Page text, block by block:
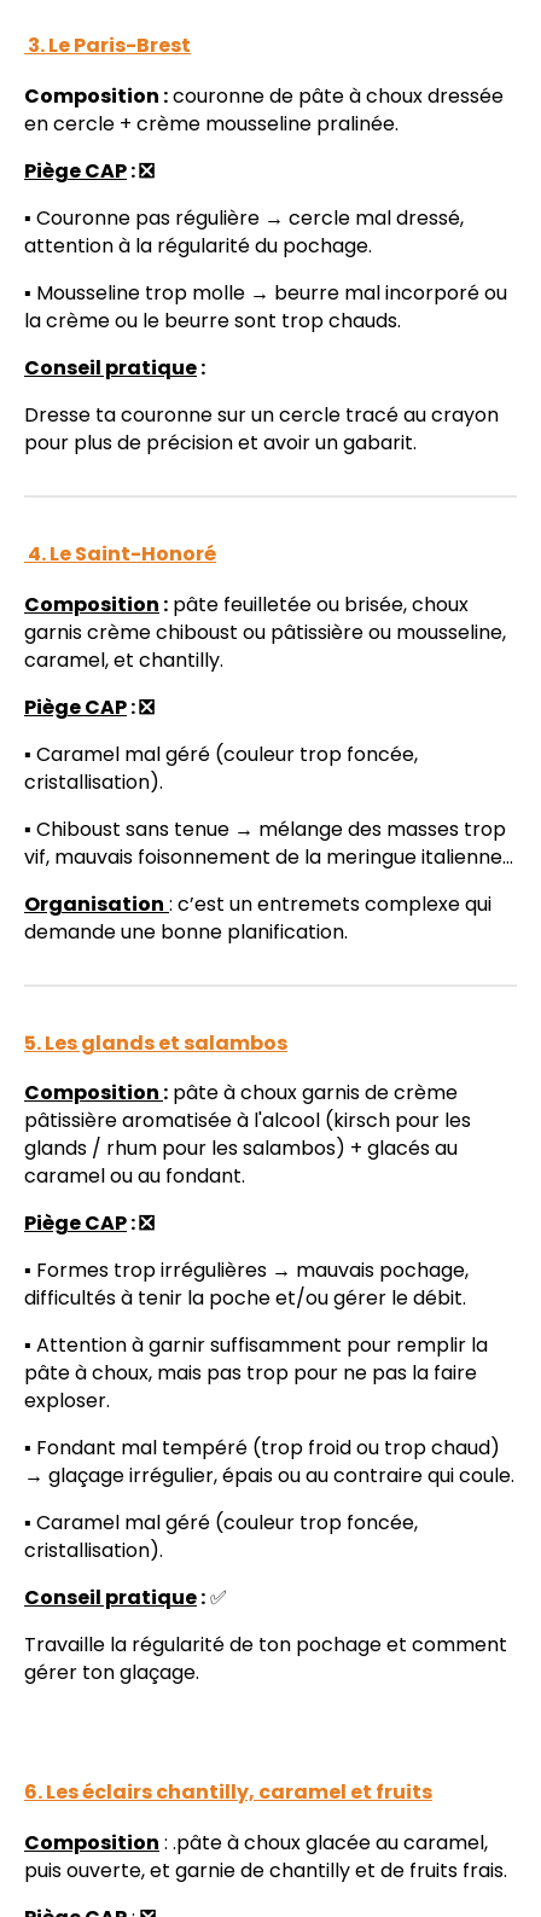
3. Le Paris-Brest
Composition :couronne de pâte à choux dressée
en cercle + crème mousseline pralinée.
Piège CAP: ❎
▪️ Couronne pas régulière → cercle mal dressé,
attention à la régularité du pochage.
▪️ Mousseline trop molle → beurre mal incorporé ou
la crème ou le beurre sont trop chauds.
Conseil pratique:
Dresse ta couronne sur un cercle tracé au crayon
pour plus de précision et avoir un gabarit.
4. Le Saint-Honoré
Composition : pâte feuilletée ou brisée, choux
garnis crème chiboust ou pâtissière ou mousseline,
caramel, et chantilly.
Piège CAP: ❎
▪️ Caramel mal géré (couleur trop foncée,
cristallisation).
▪️ Chiboust sans tenue → mélange des masses trop
vif, mauvais foisonnement de la meringue italienne...
Organisation : c’est un entremets complexe qui
demande une bonne planification.
5. Les glands et salambos
Composition : pâte à choux garnis de crème
pâtissière aromatisée à l'alcool (kirsch pour les
glands / rhum pour les salambos) + glacés au
caramel ou au fondant.
Piège CAP: ❎
▪️ Formes trop irrégulières → mauvais pochage,
difficultés à tenir la poche et/ou gérer le débit.
▪️ Attention à garnir suffisamment pour remplir la
pâte à choux, mais pas trop pour ne pas la faire
exploser.
▪️ Fondant mal tempéré (trop froid ou trop chaud)
→ glaçage irrégulier, épais ou au contraire qui coule.
▪️ Caramel mal géré (couleur trop foncée,
cristallisation).
Conseil pratique:✅
Travaille la régularité de ton pochage et comment
gérer ton glaçage.
6. Les éclairs chantilly, caramel et fruits
Composition : .pâte à choux glacée au caramel,
puis ouverte, et garnie de chantilly et de fruits frais.